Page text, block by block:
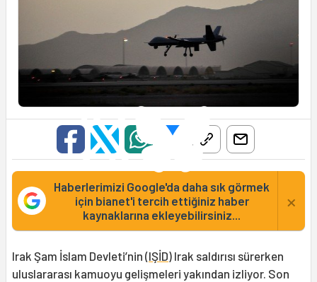
Haberlerimizi Google'da daha sık görmek
için bianet'i tercih ettiğiniz haber
kaynaklarına ekleyebilirsiniz...
×
Irak Şam İslam Devleti’nin (IŞİD) Irak saldırısı sürerken
uluslararası kamuoyu gelişmeleri yakından izliyor. Son